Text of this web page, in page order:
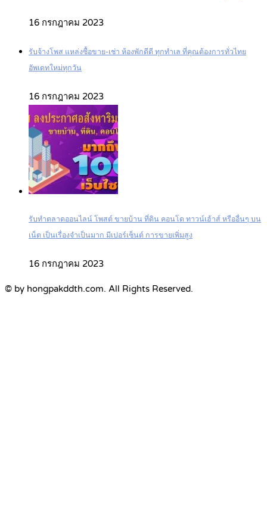
16 กรกฎาคม 2023
รับจ้างโพส แหล่งซื้อขาย-เช่า ห้องพักดีดี ทุกทำเล ที่คุณต้องการทั่วไทย
อัพเดทใหม่ทุกวัน
16 กรกฎาคม 2023
รับทำตลาดออนไลน์ โพสต์ ขายบ้าน ที่ดิน คอนโด ทาวน์เฮ้าส์ หรืออื่นๆ บน
เน็ต เป็นเรื่องจำเป็นมาก มีเปอร์เซ็นต์ การขายเพิ่มสูง
16 กรกฎาคม 2023
© by hongpakddth.com. All Rights Reserved.